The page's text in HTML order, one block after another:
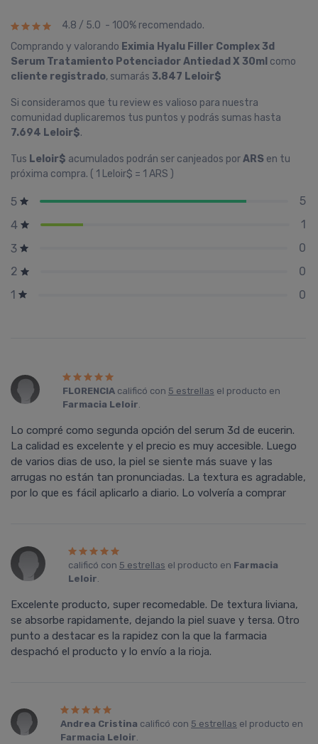
4.8 / 5.0 - 100% recomendado.
Comprando y valorando Eximia Hyalu Filler Complex 3d
Serum Tratamiento Potenciador Antiedad X 30ml como
cliente registrado, sumarás 3.847 Leloir$
Si consideramos que tu review es valioso para nuestra
comunidad duplicaremos tus puntos y podrás sumas hasta
7.694 Leloir$.
Tus Leloir$ acumulados podrán ser canjeados porARS en tu
próxima compra. ( 1 Leloir$ = 1 ARS )
5
5
4
1
3
0
2
0
1
0
FLORENCIAcalificó con 5 estrellas el producto en
Farmacia Leloir.
Lo compré como segunda opción del serum 3d de eucerin.
La calidad es excelente y el precio es muy accesible. Luego
de varios dias de uso, la piel se siente más suave y las
arrugas no están tan pronunciadas. La textura es agradable,
por lo que es fácil aplicarlo a diario. Lo volvería a comprar
calificó con 5 estrellas el producto en Farmacia
Leloir.
Excelente producto, super recomedable. De textura liviana,
se absorbe rapidamente, dejando la piel suave y tersa. Otro
punto a destacar es la rapidez con la que la farmacia
despachó el producto y lo envío a la rioja.
Andrea Cristina calificó con 5 estrellas el producto en
Farmacia Leloir.